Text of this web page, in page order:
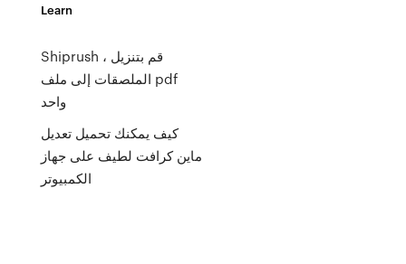
Learn
Shiprush ، قم بتنزيل
الملصقات إلى ملف pdf
واحد
كيف يمكنك تحميل تعديل
ماين كرافت لطيف على جهاز
الكمبيوتر